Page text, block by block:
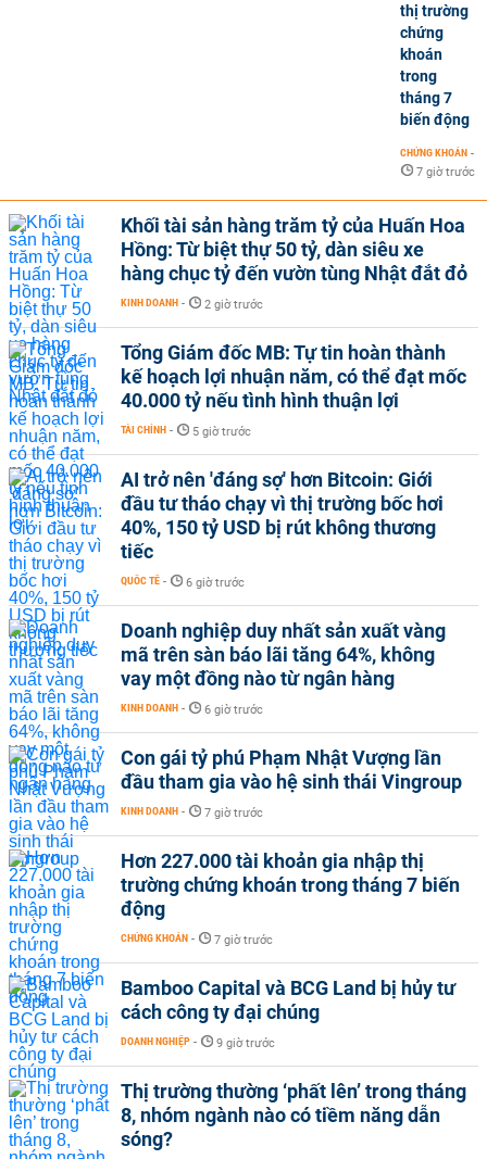
thị trường
chứng
khoán
trong
tháng 7
biến động
CHỨNG KHOÁN -
7 giờ trước
Khối tài sản hàng trăm tỷ của Huấn Hoa
Hồng: Từ biệt thự 50 tỷ, dàn siêu xe
hàng chục tỷ đến vườn tùng Nhật đắt đỏ
KINH DOANH - 2 giờ trước
Tổng Giám đốc MB: Tự tin hoàn thành
kế hoạch lợi nhuận năm, có thể đạt mốc
40.000 tỷ nếu tình hình thuận lợi
TÀI CHÍNH - 5 giờ trước
AI trở nên 'đáng sợ' hơn Bitcoin: Giới
đầu tư tháo chạy vì thị trường bốc hơi
40%, 150 tỷ USD bị rút không thương
tiếc
QUỐC TẾ - 6 giờ trước
Doanh nghiệp duy nhất sản xuất vàng
mã trên sàn báo lãi tăng 64%, không
vay một đồng nào từ ngân hàng
KINH DOANH - 6 giờ trước
Con gái tỷ phú Phạm Nhật Vượng lần
đầu tham gia vào hệ sinh thái Vingroup
KINH DOANH - 7 giờ trước
Hơn 227.000 tài khoản gia nhập thị
trường chứng khoán trong tháng 7 biến
động
CHỨNG KHOÁN - 7 giờ trước
Bamboo Capital và BCG Land bị hủy tư
cách công ty đại chúng
DOANH NGHIỆP - 9 giờ trước
Thị trường thường ‘phất lên’ trong tháng
8, nhóm ngành nào có tiềm năng dẫn
sóng?